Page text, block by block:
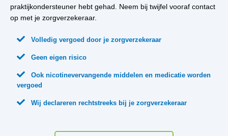
praktijkondersteuner hebt gehad. Neem bij twijfel vooraf contact
op met je zorgverzekeraar.
 Volledig vergoed door je zorgverzekeraar
 Geen eigen risico

Ook nicotinevervangende middelen en medicatie worden
vergoed
 Wij declareren rechtstreeks bij je zorgverzekeraar